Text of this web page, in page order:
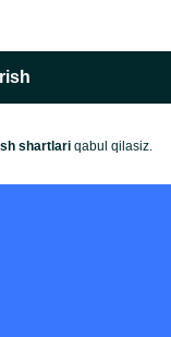
shartlariqabul qilasiz.